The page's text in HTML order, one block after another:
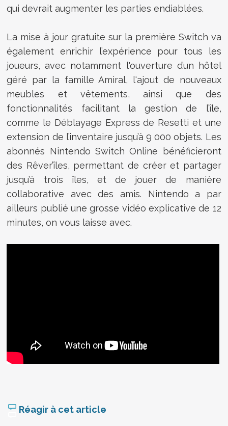
qui devrait augmenter les parties endiablées.
La mise à jour gratuite sur la première Switch va
également enrichir l’expérience pour tous les
joueurs, avec notamment l'ouverture d’un hôtel
géré par la famille Amiral, l'ajout de nouveaux
meubles et vêtements, ainsi que des
fonctionnalités facilitant la gestion de l’île,
comme le Déblayage Express de Resetti et une
extension de l’inventaire jusqu’à 9 000 objets. Les
abonnés Nintendo Switch Online bénéficieront
des Rêver’îles, permettant de créer et partager
jusqu’à trois îles, et de jouer de manière
collaborative avec des amis. Nintendo a par
ailleurs publié une grosse vidéo explicative de 12
minutes, on vous laisse avec.
Réagir à cet article